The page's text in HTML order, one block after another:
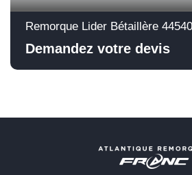
Remorque Lider Bétaillère 44540
Demandez votre devis